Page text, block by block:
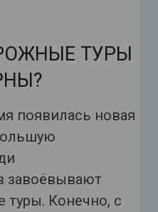
ТУРЫ
появилась новая
завоёвывают
Конечно, с